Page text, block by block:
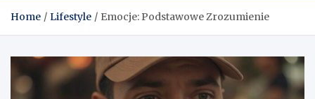
Home Lifestyle Emocje: Podstawowe Zrozumienie